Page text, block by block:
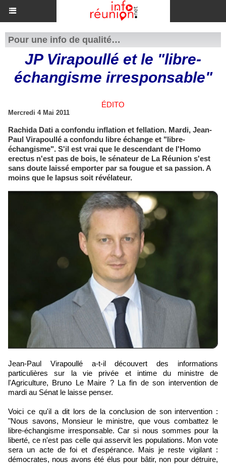
Pour une info de qualité…
JP Virapoullé et le "libre-
échangisme irresponsable"
ÉDITO
Mercredi 4 Mai 2011
Rachida Dati a confondu inflation et fellation. Mardi, Jean-
Paul Virapoullé a confondu libre échange et "libre-
échangisme". S'il est vrai que le descendant de l'Homo
erectus n'est pas de bois, le sénateur de La Réunion s'est
sans doute laissé emporter par sa fougue et sa passion. A
moins que le lapsus soit révélateur.
Jean-Paul Virapoullé a-t-il découvert des informations
particulières sur la vie privée et intime du ministre de
l'Agriculture, Bruno Le Maire ? La fin de son intervention de
mardi au Sénat le laisse penser.
Voici ce qu'il a dit lors de la conclusion de son intervention :
"Nous savons, Monsieur le ministre, que vous combattez le
libre-échangisme irresponsable. Car si nous sommes pour la
liberté, ce n'est pas celle qui asservit les populations. Mon vote
sera un acte de foi et d'espérance. Mais je reste vigilant :
démocrates, nous avons été élus pour bâtir, non pour détruire,